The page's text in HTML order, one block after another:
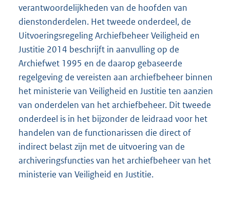
verantwoordelijkheden van de hoofden van
dienstonderdelen. Het tweede onderdeel, de
Uitvoeringsregeling Archiefbeheer Veiligheid en
Justitie 2014 beschrijft in aanvulling op de
Archiefwet 1995 en de daarop gebaseerde
regelgeving de vereisten aan archiefbeheer binnen
het ministerie van Veiligheid en Justitie ten aanzien
van onderdelen van het archiefbeheer. Dit tweede
onderdeel is in het bijzonder de leidraad voor het
handelen van de functionarissen die direct of
indirect belast zijn met de uitvoering van de
archiveringsfuncties van het archiefbeheer van het
ministerie van Veiligheid en Justitie.